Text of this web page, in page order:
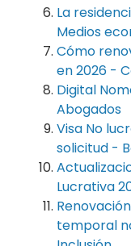
La
Medios
Cómo
en 2026 -
Digital
Abogados
Visa No
solicitud -
Lucrativa
temporal